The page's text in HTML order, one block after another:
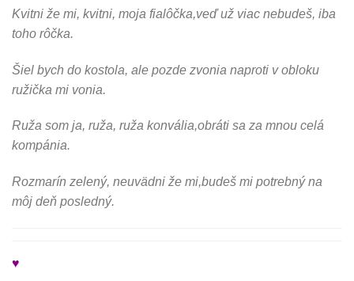
Kvitni že mi, kvitni, moja fialôčka,veď už viac nebudeš, iba
toho rôčka.
Šiel bych do kostola, ale pozde zvonia naproti v obloku
ružička mi vonia.
Ruža som ja, ruža, ruža konvália,obráti sa za mnou celá
kompánia.
Rozmarín zelený, neuvädni že mi,budeš mi potrebný na
môj deň posledný.
♥